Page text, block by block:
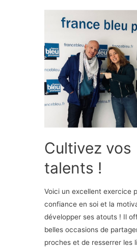
Cultivez vos
talents !
Voici un excellent exercice
confiance en soi et la
développer ses atouts ! Il
belles occasions de
proches et de resserrer les